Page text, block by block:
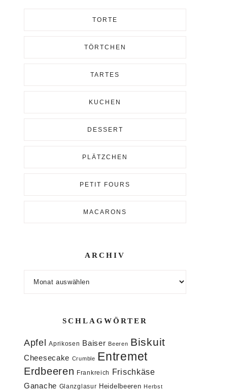
TORTE
TÖRTCHEN
TARTES
KUCHEN
DESSERT
PLÄTZCHEN
PETIT FOURS
MACARONS
ARCHIV
SCHLAGWÖRTER
Apfel Aprikosen Baiser Beeren Biskuit
Cheesecake Crumble Entremet
Erdbeeren Frankreich Frischkäse
Ganache Glanzglasur Heidelbeeren Herbst